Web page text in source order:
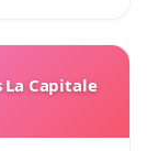
La Capitale